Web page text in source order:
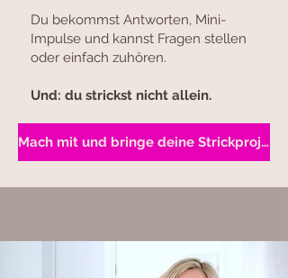
Du bekommst Antworten, Mini-
Impulse und kannst Fragen stellen
oder einfach zuhören.
Und: du strickst nicht allein.
Mach mit und bringe deine Strickprojekte mit mir zu Ende!